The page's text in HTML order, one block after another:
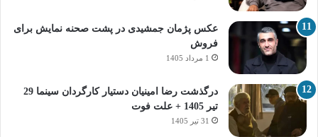
عکس پژمان جمشیدی در پشت صحنه نمایش برای
فروش
1 مرداد 1405
درگذشت رضا امینیان دستیار کارگردان سینما 29
تیر 1405 + علت فوت
31 تیر 1405